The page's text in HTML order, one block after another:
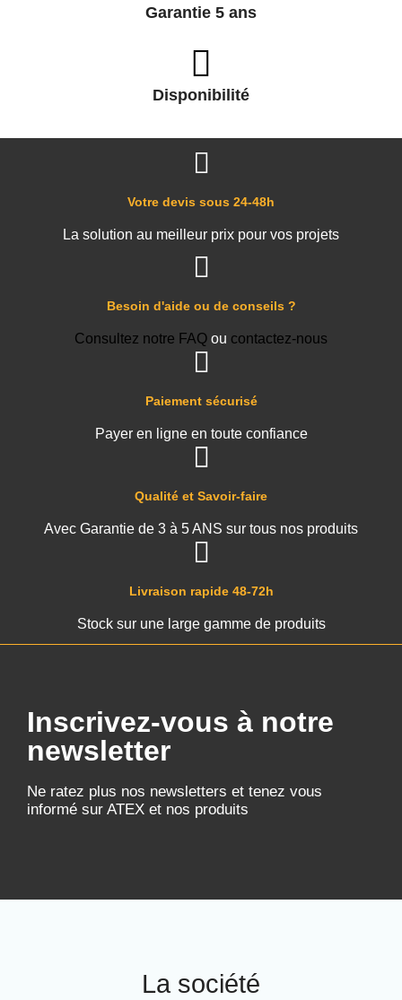
Garantie 5 ans
Disponibilité
Livraison rapide 48-72h
Stock sur une large gamme de produits
Qualité et Savoir-faire
Avec Garantie de 3 à 5 ANS sur tous nos produits
Paiement sécurisé
Payer en ligne en toute confiance
Besoin d'aide ou de conseils ?
Consultez notre FAQ ou contactez-nous
Votre devis sous 24-48h
La solution au meilleur prix pour vos projets
Inscrivez-vous à notre
newsletter
Ne ratez plus nos newsletters et tenez vous
informé sur ATEX et nos produits
La société